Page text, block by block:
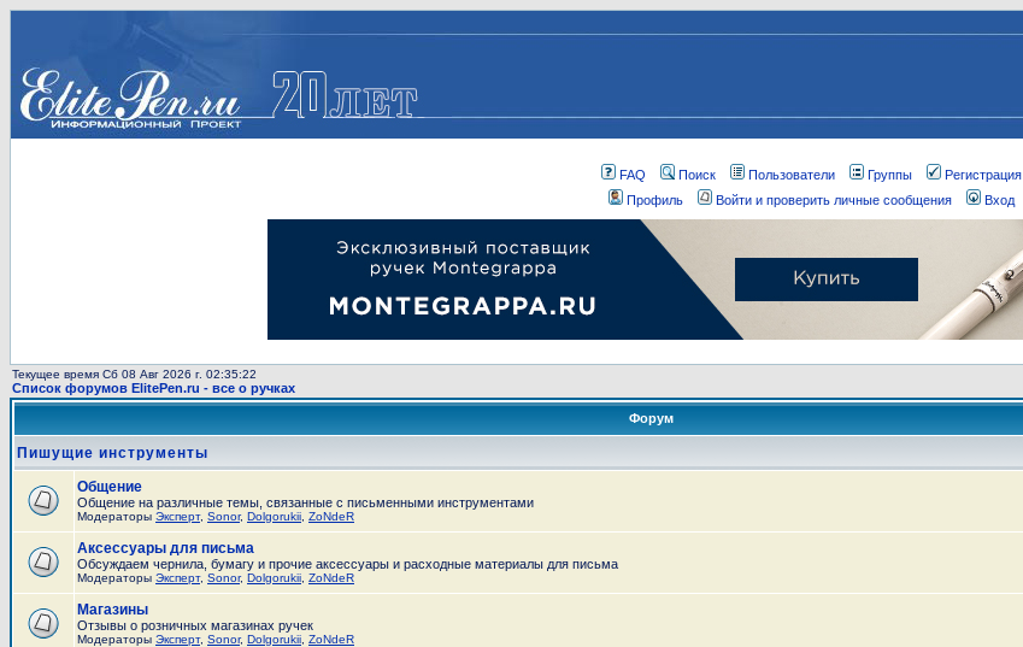
FAQ Поиск Пользователи Группы
Регистрация
Профиль
Войти и проверить личные сообщения Вход
Текущее время Сб 08 Авг 2026 г. 02:35:22
Список форумов ElitePen.ru - все о ручках
Форум
Пишущие инструменты
Общение
Общение на различные темы, связанные с письменными инструментами
Модераторы Эксперт, Sonor, Dolgorukii ZoNdeR
Аксессуары для письма
Обсуждаем чернила, бумагу и прочие аксессуары и расходные материалы для письма
Модераторы Эксперт, Sonor, Dolgorukii ZoNdeR
Магазины
Отзывы о розничных магазинах ручек
Модераторы Эксперт, Sonor, Dolgorukii ZoNdeR